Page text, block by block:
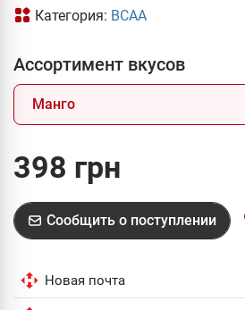
Категория: BCAA
Ассортимент вкусов
Манго
398 грн
Сообщить о поступлении
Новая почта